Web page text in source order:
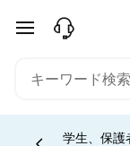
メインコンテン
学生、保護